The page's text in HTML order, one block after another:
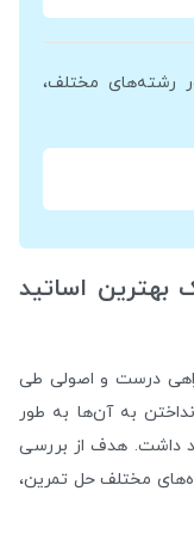
رشته‌های مختلف،
بهترین اساتید
راهی درست و اصولی طی
به آن‌ها به طور
داشت. هدف از بررسی
مختلف حل تمرین،